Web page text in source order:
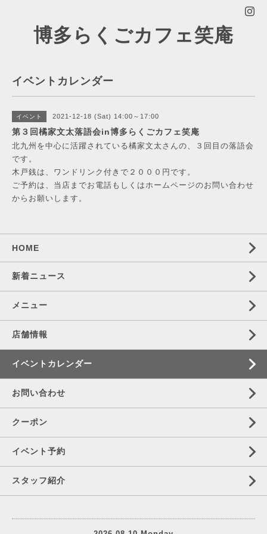
博多らくごカフェ笑庵
イベントカレンダー
イベント 2021-12-18 (Sat) 14:00～17:00
第３回橘家文太落語会in博多らくごカフェ笑庵
北九州を中心に活躍されている橘家文太さんの、３回目の落語会
です。
木戸銭は、ワンドリンク付きで２０００円です。
ご予約は、当店までお電話もしくはホームページのお問い合わせ
からお願いします。
HOME
新着ニュース
メニュー
店舗情報
イベントカレンダー
お問い合わせ
クーポン
イベント予約
スタッフ紹介